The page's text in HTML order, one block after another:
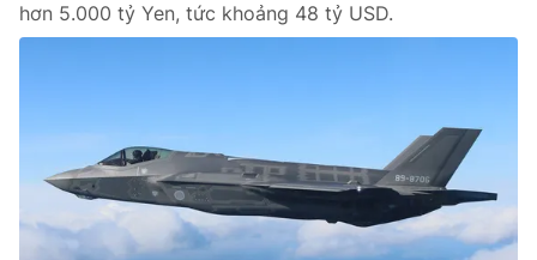
Theo dõi báo trên
hơn 5.000 tỷ Yen, tức khoảng 48 tỷ USD.